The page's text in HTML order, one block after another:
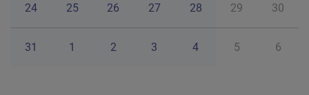
24 25 26 27 28 29 30
31 1 2 3 4 5 6